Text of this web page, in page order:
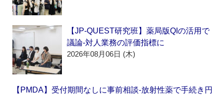
【JP-QUEST研究班】薬局版QIの活用で
議論‐対人業務の評価指標に
2026年08月06日 (木)
【PMDA】受付期間なしに事前相談‐放射性薬で手続き円